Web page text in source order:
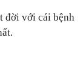
đời với cái bệnh